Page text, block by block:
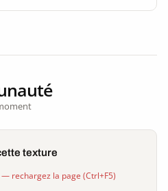
texture
rechargez la page (Ctrl+F5)